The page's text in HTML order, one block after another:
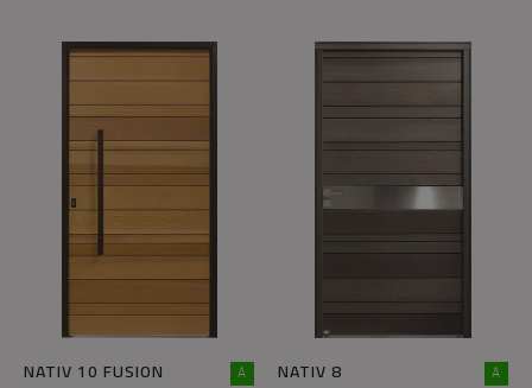
NATIV 10 FUSION A NATIV 8 A